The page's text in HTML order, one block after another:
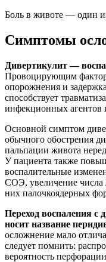
Боль в животе — один
Симптомы
Дивертикулит —
Провоцирующим
опорожнения и
способствует
инфекционных агентов
Основной симптом
обычного обострения
пальпации живота
У пациента также
воспалительные
СОЭ, увеличение числа
них палочкоядерных
Переход воспаления
носит название
осложнение мало
следует помнить:
вероятность